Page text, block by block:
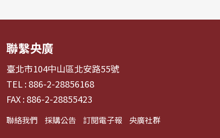
聯繫央廣
臺北市104中山區北安路55號
TEL : 886-2-28856168
FAX : 886-2-28855423
聯絡我們 採購公告 訂閱電子報 央廣社群